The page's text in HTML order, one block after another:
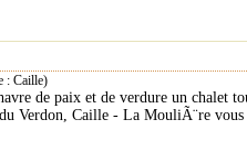
: Caille)
de paix et de verdure un chalet
du Verdon, Caille - La MouliÃ¨re